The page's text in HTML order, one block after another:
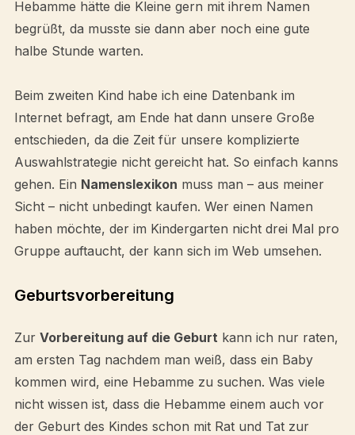
Hebamme hätte die Kleine gern mit ihrem Namen
begrüßt, da musste sie dann aber noch eine gute
halbe Stunde warten.
Beim zweiten Kind habe ich eine Datenbank im
Internet befragt, am Ende hat dann unsere Große
entschieden, da die Zeit für unsere komplizierte
Auswahlstrategie nicht gereicht hat. So einfach kanns
gehen. Ein Namenslexikon muss man – aus meiner
Sicht – nicht unbedingt kaufen. Wer einen Namen
haben möchte, der im Kindergarten nicht drei Mal pro
Gruppe auftaucht, der kann sich im Web umsehen.
Geburtsvorbereitung
Zur Vorbereitung auf die Geburt kann ich nur raten,
am ersten Tag nachdem man weiß, dass ein Baby
kommen wird, eine Hebamme zu suchen. Was viele
nicht wissen ist, dass die Hebamme einem auch vor
der Geburt des Kindes schon mit Rat und Tat zur